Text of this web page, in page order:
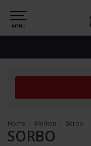
MENU
Home Merken Sorbo
SORBO